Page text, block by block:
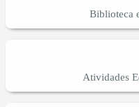
Biblioteca
Atividades